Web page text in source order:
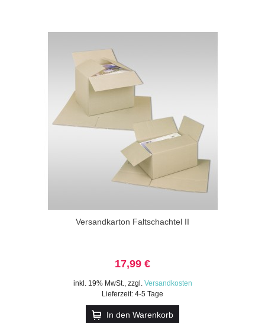
Versandkarton Faltschachtel II
17,99 €
inkl. 19% MwSt., zzgl. Versandkosten
Lieferzeit: 4-5 Tage
In den Warenkorb